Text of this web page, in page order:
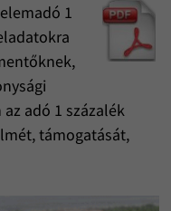
1
adó 1 százalék
támogatását,